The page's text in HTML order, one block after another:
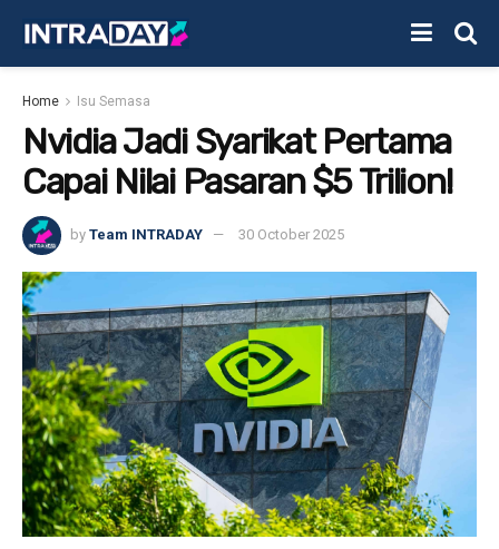
Home Isu Semasa
Nvidia Jadi Syarikat Pertama
Capai Nilai Pasaran $5 Trilion!
by Team INTRADAY 30 October 2025